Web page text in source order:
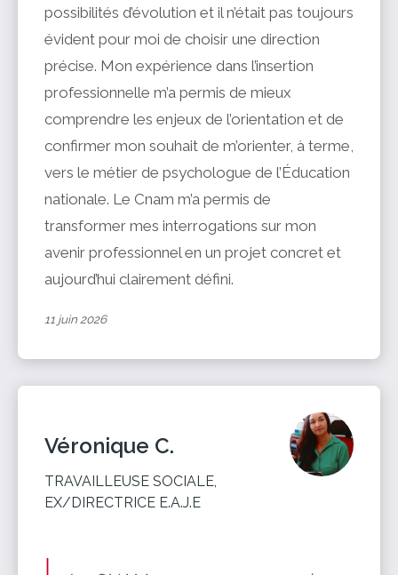
possibilités d’évolution et il n’était pas toujours
évident pour moi de choisir une direction
précise. Mon expérience dans l’insertion
professionnelle m’a permis de mieux
comprendre les enjeux de l’orientation et de
confirmer mon souhait de m’orienter, à terme,
vers le métier de psychologue de l’Éducation
nationale. Le Cnam m’a permis de
transformer mes interrogations sur mon
avenir professionnel en un projet concret et
aujourd’hui clairement défini.
11 juin 2026
Véronique C.
TRAVAILLEUSE SOCIALE,
EX/DIRECTRICE E.A.J.E